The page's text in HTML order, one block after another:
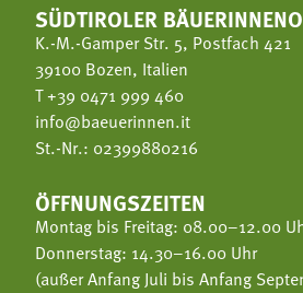
SÜDTIROLER
K.-M.-Gamper Str. 5, Postfach 421
39100 Bozen, Italien
T+39 0471 999 460
info@baeuerinnen.it
St.-Nr.: 02399880216
ÖFFNUNGSZEITEN
Montag bis Freitag: 08.00–12.00
Donnerstag: 14.30–16.00 Uhr
(außer Anfang Juli bis Anfang